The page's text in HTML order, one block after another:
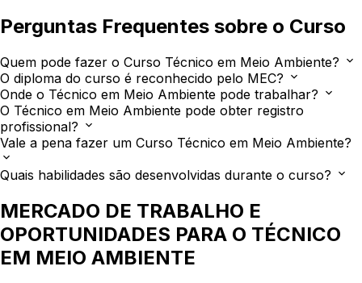
Perguntas Frequentes sobre o Curso
Quem pode fazer o Curso Técnico em Meio Ambiente?
O diploma do curso é reconhecido pelo MEC?
Onde o Técnico em Meio Ambiente pode trabalhar?
O Técnico em Meio Ambiente pode obter registro
profissional?
Vale a pena fazer um Curso Técnico em Meio Ambiente?
Quais habilidades são desenvolvidas durante o curso?
MERCADO DE TRABALHO E
OPORTUNIDADES PARA O TÉCNICO
EM MEIO AMBIENTE